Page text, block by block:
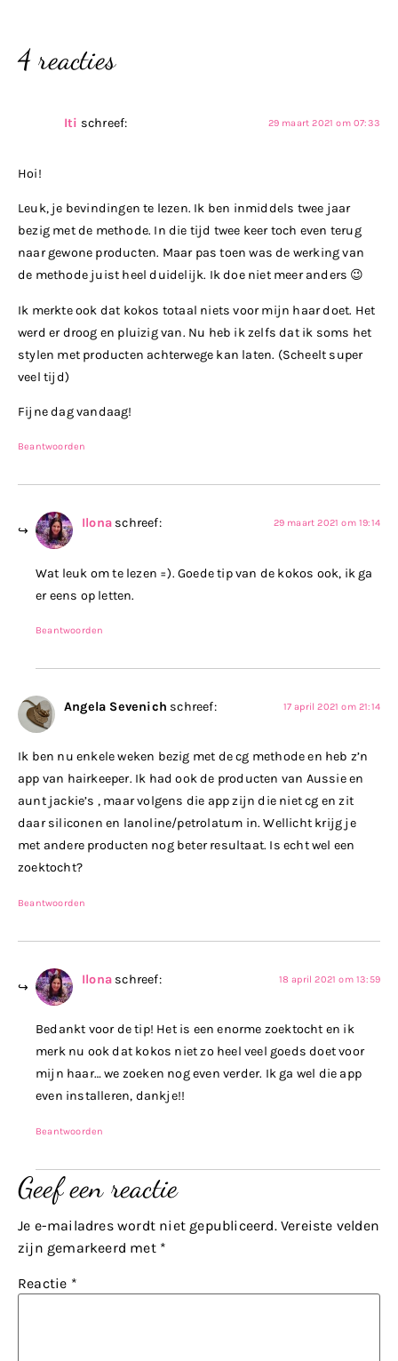
4 reacties
Iti schreef: 29 maart 2021 om 07:33
Hoi!
Leuk, je bevindingen te lezen. Ik ben inmiddels twee jaar
bezig met de methode. In die tijd twee keer toch even terug
naar gewone producten. Maar pas toen was de werking van
de methode juist heel duidelijk. Ik doe niet meer anders 😉
Ik merkte ook dat kokos totaal niets voor mijn haar doet. Het
werd er droog en pluizig van. Nu heb ik zelfs dat ik soms het
stylen met producten achterwege kan laten. (Scheelt super
veel tijd)
Fijne dag vandaag!
Beantwoorden
Ilona schreef: 29 maart 2021 om 19:14
Wat leuk om te lezen =). Goede tip van de kokos ook, ik ga
er eens op letten.
Beantwoorden
Angela Sevenich schreef: 17 april 2021 om 21:14
Ik ben nu enkele weken bezig met de cg methode en heb z’n
app van hairkeeper. Ik had ook de producten van Aussie en
aunt jackie’s , maar volgens die app zijn die niet cg en zit
daar siliconen en lanoline/petrolatum in. Wellicht krijg je
met andere producten nog beter resultaat. Is echt wel een
zoektocht?
Beantwoorden
Ilona schreef: 18 april 2021 om 13:59
Bedankt voor de tip! Het is een enorme zoektocht en ik
merk nu ook dat kokos niet zo heel veel goeds doet voor
mijn haar… we zoeken nog even verder. Ik ga wel die app
even installeren, dankje!!
Beantwoorden
Geef een reactie
Je e-mailadres wordt niet gepubliceerd. Vereiste velden
zijn gemarkeerd met *
Reactie *